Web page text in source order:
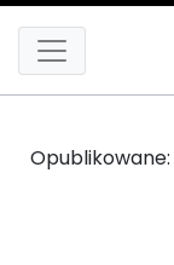
Opublikowane: